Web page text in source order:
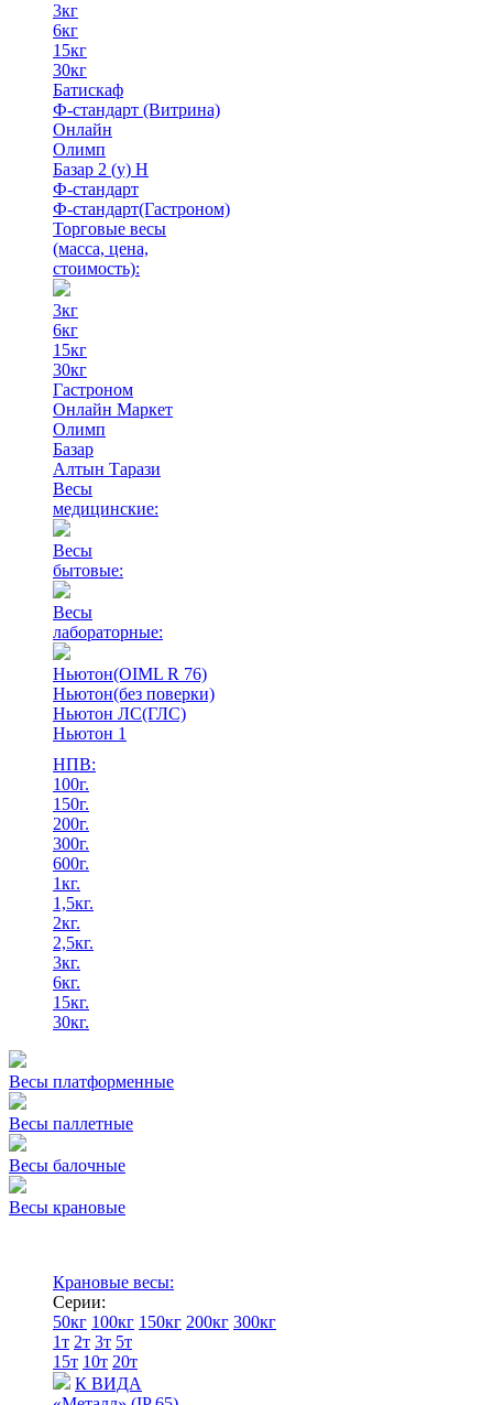
3кг
6кг
15кг
30кг
Батискаф
Ф-стандарт (Витрина)
Онлайн
Олимп
Базар 2 (у) Н
Ф-стандарт
Ф-стандарт(Гастроном)
Торговые весы
(масса, цена,
стоимость):
3кг
6кг
15кг
30кг
Гастроном
Онлайн Маркет
Олимп
Базар
Алтын Тарази
Весы
медицинские:
Весы
бытовые:
Весы
лабораторные:
Ньютон(OIML R 76)
Ньютон(без поверки)
Ньютон ЛС(ГЛС)
Ньютон 1
НПВ:
100г.
150г.
200г.
300г.
600г.
1кг.
1,5кг.
2кг.
2,5кг.
3кг.
6кг.
15кг.
30кг.
Весы платформенные
Весы паллетные
Весы балочные
Весы крановые
Крановые весы:
Серии:
50кг 100кг 150кг 200кг 300кг
1т 2т 3т 5т
15т 10т 20т
К ВИДА